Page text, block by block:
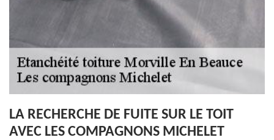
LA RECHERCHE DE FUITE SUR LE TOIT
AVEC LES COMPAGNONS MICHELET